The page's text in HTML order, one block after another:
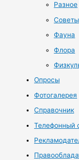
Разное
Советы
Фауна
Флора
Опросы
Фотогалерея
Справочник
Телефонный